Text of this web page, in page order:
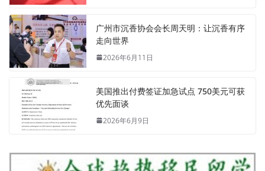
广州市沉香协会会长周天明：让沉香有序
走向世界
2026年6月11日
美国推出付费签证加急试点 750美元可获
优先面谈
2026年6月9日